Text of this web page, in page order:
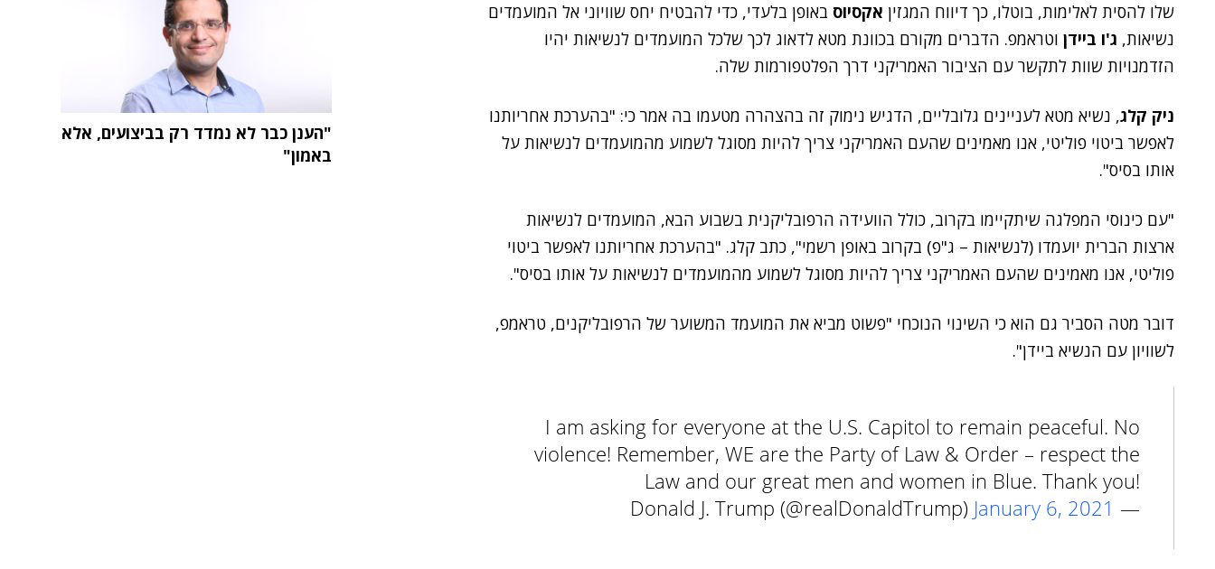
שלו להסית לאלימות, בוטלו, כך דיווח המגזין אקסיוס באופן בלעדי, כדי להבטיח יחס שוויוני אל המועמדים
נשיאות, ג'ו ביידן וטראמפ. הדברים מקורם בכוונת מטא לדאוג לכך שלכל המועמדים לנשיאות יהיו
הזדמנויות שוות לתקשר עם הציבור האמריקני דרך הפלטפורמות שלה.
ניק קלג, נשיא מטא לעניינים גלובליים, הדגיש נימוק זה בהצהרה מטעמו בה אמר כי: "בהערכת אחריותנו
לאפשר ביטוי פוליטי, אנו מאמינים שהעם האמריקני צריך להיות מסוגל לשמוע מהמועמדים לנשיאות על
אותו בסיס".
"עם כינוסי המפלגה שיתקיימו בקרוב, כולל הוועידה הרפובליקנית בשבוע הבא, המועמדים לנשיאות
ארצות הברית יועמדו (לנשיאות – ג"פ) בקרוב באופן רשמי", כתב קלג. "בהערכת אחריותנו לאפשר ביטוי
פוליטי, אנו מאמינים שהעם האמריקני צריך להיות מסוגל לשמוע מהמועמדים לנשיאות על אותו בסיס".
דובר מטה הסביר גם הוא כי השינוי הנוכחי "פשוט מביא את המועמד המשוער של הרפובליקנים, טראמפ,
לשוויון עם הנשיא ביידן".
I am asking for everyone at the U.S. Capitol to remain peaceful. No
violence! Remember, WE are the Party of Law & Order – respect the
Law and our great men and women in Blue. Thank you!
— Donald J. Trump (@realDonaldTrump)
January 6, 2021
"הענן כבר לא נמדד רק בביצועים, אלא
באמון"